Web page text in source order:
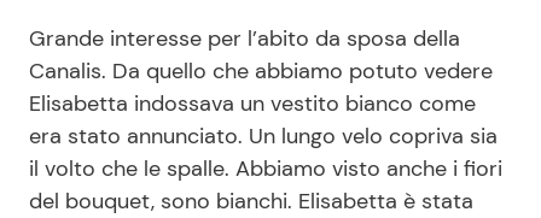
Privacy Policy
Grande interesse per l’abito da sposa della
Canalis. Da quello che abbiamo potuto vedere
Elisabetta indossava un vestito bianco come
era stato annunciato. Un lungo velo copriva sia
il volto che le spalle. Abbiamo visto anche i fiori
del bouquet, sono bianchi. Elisabetta è stata